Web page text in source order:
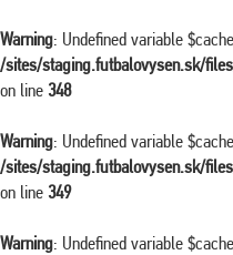
Warning: Undefined variable
/sites/staging.futbalovysen.sk/
on line 348
Warning: Undefined variable
/sites/staging.futbalovysen.sk/
on line 349
Warning: Undefined variable